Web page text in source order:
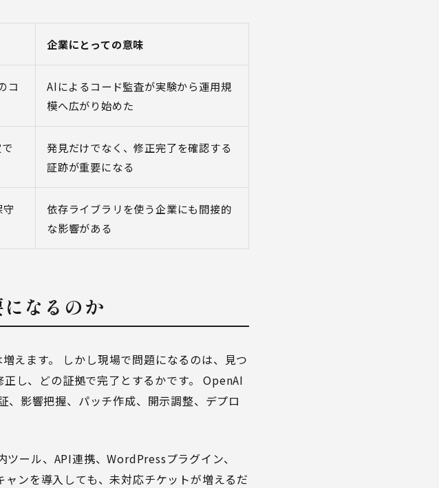
企業にとっての意味
コ
AIによるコード監査が実験から運用規
模へ広がり始めた
発見だけでなく、修正完了を確認する
証跡が重要になる
依存ライブラリを使う企業にも間接的
な影響がある
なるのか
えます。 しかし現場で問題になるのは、見つ
し、どの証拠で完了とするかです。 OpenAI
影響把握、パッチ作成、開示調整、デプロ
ール、API連携、WordPressプラグイン、
ンを導入しても、未対応チケットが増えるだ